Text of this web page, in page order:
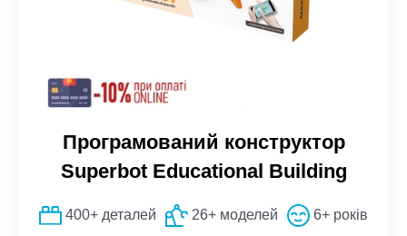
Програмований конструктор
Superbot Educational Building
400+ деталей 26+ моделей 6+ років